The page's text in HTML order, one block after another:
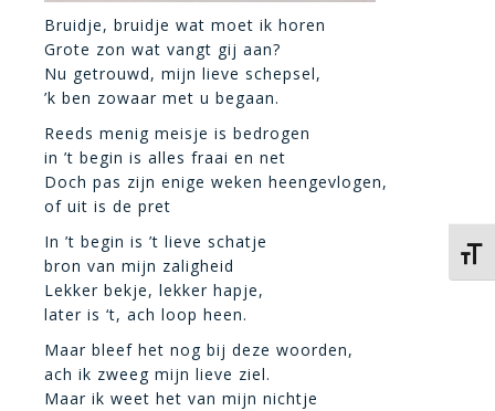
Bruidje, bruidje wat moet ik horen
Grote zon wat vangt gij aan?
Nu getrouwd, mijn lieve schepsel,
’k ben zowaar met u begaan.
Reeds menig meisje is bedrogen
in ’t begin is alles fraai en net
Doch pas zijn enige weken heengevlogen,
of uit is de pret
In ’t begin is ’t lieve schatje
bron van mijn zaligheid
Lekker bekje, lekker hapje,
later is ‘t, ach loop heen.
Maar bleef het nog bij deze woorden,
ach ik zweeg mijn lieve ziel.
Maar ik weet het van mijn nichtje